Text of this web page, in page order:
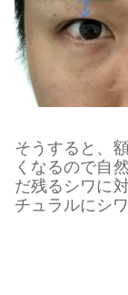
そうすると、
くなるので自
だ残るシワに
チュラルにシ